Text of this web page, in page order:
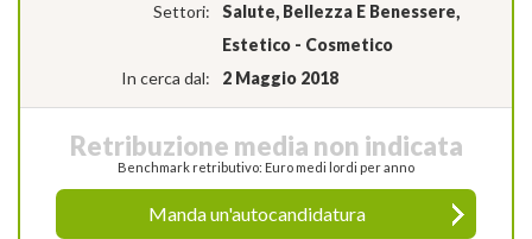
Settori:
Salute, Bellezza E Benessere,
Estetico - Cosmetico
In cerca dal:
2 Maggio 2018
Retribuzione media non indicata
Benchmark retributivo: Euro medi lordi per anno
Manda un'autocandidatura